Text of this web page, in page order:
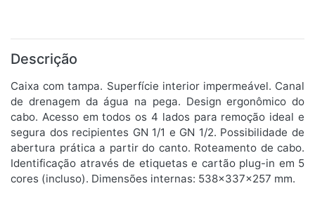
Descrição
Caixa com tampa. Superfície interior impermeável. Canal
de drenagem da água na pega. Design ergonômico do
cabo. Acesso em todos os 4 lados para remoção ideal e
segura dos recipientes GN 1/1 e GN 1/2. Possibilidade de
abertura prática a partir do canto. Roteamento de cabo.
Identificação através de etiquetas e cartão plug-in em 5
cores (incluso). Dimensões internas: 538x337x257 mm.